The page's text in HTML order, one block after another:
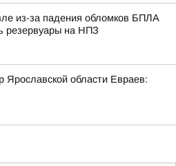
из-за падения обломков БПЛА
резервуары на НПЗ
Ярославской области Евраев: